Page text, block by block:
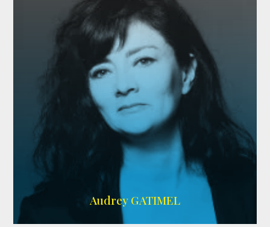
Audrey GATIMEL